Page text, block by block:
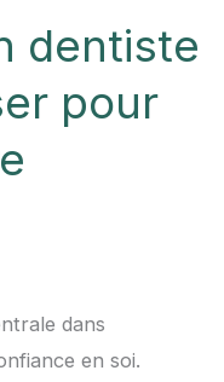
dentiste
pour
dans
en soi.